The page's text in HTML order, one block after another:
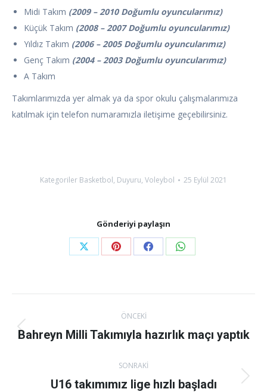
Midi Takım (2009 – 2010 Doğumlu oyuncularımız)
Küçük Takım (2008 – 2007 Doğumlu oyuncularımız)
Yıldız Takım (2006 – 2005 Doğumlu oyuncularımız)
Genç Takım (2004 – 2003 Doğumlu oyuncularımız)
A Takım
Takımlarımızda yer almak ya da spor okulu çalışmalarımıza
katılmak için telefon numaramızla iletişime geçebilirsiniz.
Kategoriler Basketbol, Duyuru, Voleybol 25 Eylül 2021
Gönderiyi paylaşın
Share Share Share Share
navigasyonu
ÖNCEKI
Önceki
Bahreyn Milli Takımıyla hazırlık maçı yaptık
SONRAKI
Sonraki
U16 takımımız lige hızlı başladı